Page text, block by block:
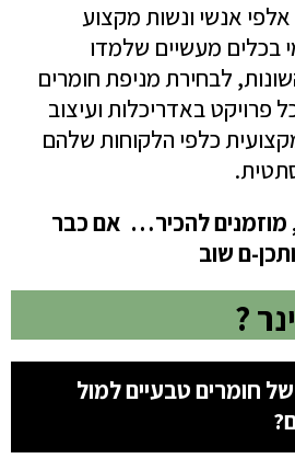
אלפי אנשי ונשות מקצוע
בכלים מעשיים שלמדו
לבחירת מניפת חומרים
פרויקט באדריכלות ועיצוב
כלפי הלקוחות שלהם
מוזמנים להכיר… אם כבר
ם שוב
?
חומרים טבעיים למול